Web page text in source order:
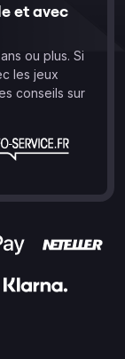
et avec
ou plus. Si
les jeux
conseils sur